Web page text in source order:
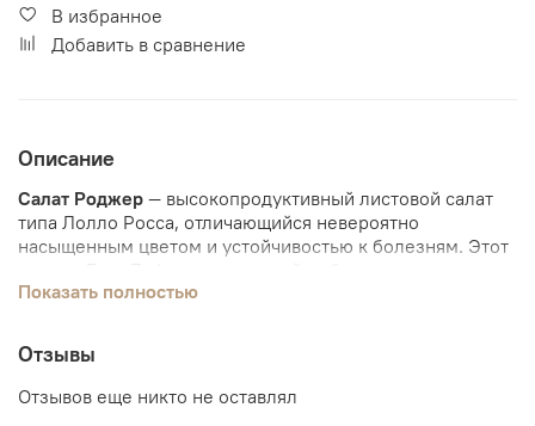
В избранное
Добавить в сравнение
Описание
Салат Роджер — высокопродуктивный листовой салат
типа Лолло Росса, отличающийся невероятно
насыщенным цветом и устойчивостью к болезням. Этот
важен декоративный вид продукции в сочетании с
Основные характеристики сорта:
Тип салата:
Масса розетки: В среднем 300–500 г.
Листья:
Показать полностью
Отзывы
Отзывов еще никто не оставлял